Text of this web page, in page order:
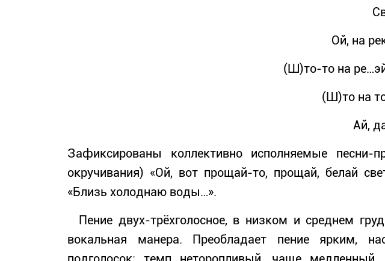
Ой, на
(Ш)то-то на
(Ш)то на
Ай,
Зафиксированы коллективно исполняемые
окручивания) «Ой, вот прощай-то, прощай, белай
«Близь холоднаю воды…».
Пение двух-трёхголосное, в низком и среднем
вокальная манера. Преобладает пение ярким,